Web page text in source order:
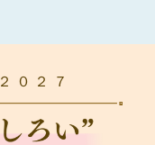
２０２７